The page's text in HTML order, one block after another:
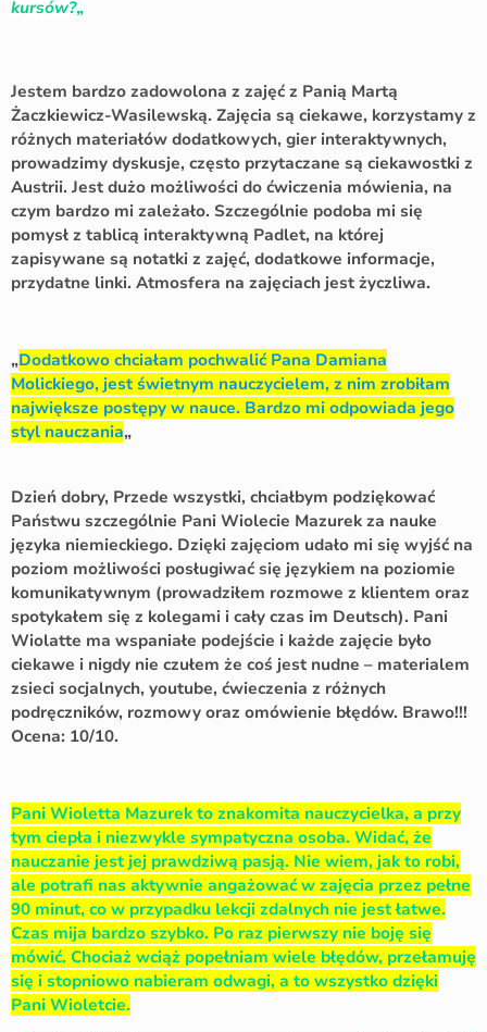
kursów?„
Jestem bardzo zadowolona z zajęć z Panią Martą
Żaczkiewicz-Wasilewską. Zajęcia są ciekawe, korzystamy z
różnych materiałów dodatkowych, gier interaktywnych,
prowadzimy dyskusje, często przytaczane są ciekawostki z
Austrii. Jest dużo możliwości do ćwiczenia mówienia, na
czym bardzo mi zależało. Szczególnie podoba mi się
pomysł z tablicą interaktywną Padlet, na której
zapisywane są notatki z zajęć, dodatkowe informacje,
przydatne linki. Atmosfera na zajęciach jest życzliwa.
„Dodatkowo chciałam pochwalić Pana Damiana
Molickiego, jest świetnym nauczycielem, z nim zrobiłam
największe postępy w nauce. Bardzo mi odpowiada jego
styl nauczania„
Dzień dobry, Przede wszystki, chciałbym podziękować
Państwu szczególnie Pani Wiolecie Mazurek za nauke
języka niemieckiego. Dzięki zajęciom udało mi się wyjść na
poziom możliwości posługiwać się językiem na poziomie
komunikatywnym (prowadziłem rozmowe z klientem oraz
spotykałem się z kolegami i cały czas im Deutsch). Pani
Wiolatte ma wspaniałe podejście i każde zajęcie było
ciekawe i nigdy nie czułem że coś jest nudne – materialem
zsieci socjalnych, youtube, ćwieczenia z różnych
podręczników, rozmowy oraz omówienie błędów. Brawo!!!
Ocena: 10/10.
Pani Wioletta Mazurek to znakomita nauczycielka, a przy
tym ciepła i niezwykle sympatyczna osoba. Widać, że
nauczanie jest jej prawdziwą pasją. Nie wiem, jak to robi,
ale potrafi nas aktywnie angażować w zajęcia przez pełne
90 minut, co w przypadku lekcji zdalnych nie jest łatwe.
Czas mija bardzo szybko. Po raz pierwszy nie boję się
mówić. Chociaż wciąż popełniam wiele błędów, przełamuję
się i stopniowo nabieram odwagi, a to wszystko dzięki
Pani Wioletcie.